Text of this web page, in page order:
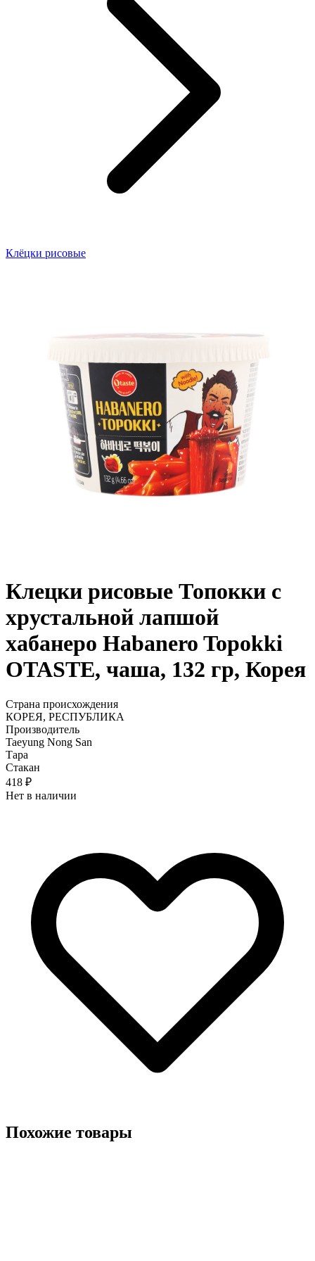
Клёцки рисовые
Клецки рисовые Топокки с
хрустальной лапшой
хабанеро Habanero Topokki
OTASTE, чаша, 132 гр, Корея
Страна происхождения
КОРЕЯ, РЕСПУБЛИКА
Производитель
Taeyung Nong San
Тара
Стакан
418 ₽
Нет в наличии
Похожие товары